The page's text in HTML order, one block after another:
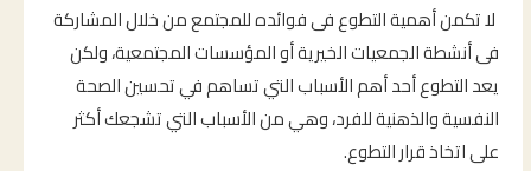
لا تكمن أهمية التطوع فى فوائده للمجتمع من خلال المشاركة
فى أنشطة الجمعيات الخيرية أو المؤسسات المجتمعية، ولكن
يعد التطوع أحد أهم الأسباب التي تساهم في تحسين الصحة
النفسية والذهنية للفرد، وهي من الأسباب التي تشجعك أكثر
على اتخاذ قرار التطوع.